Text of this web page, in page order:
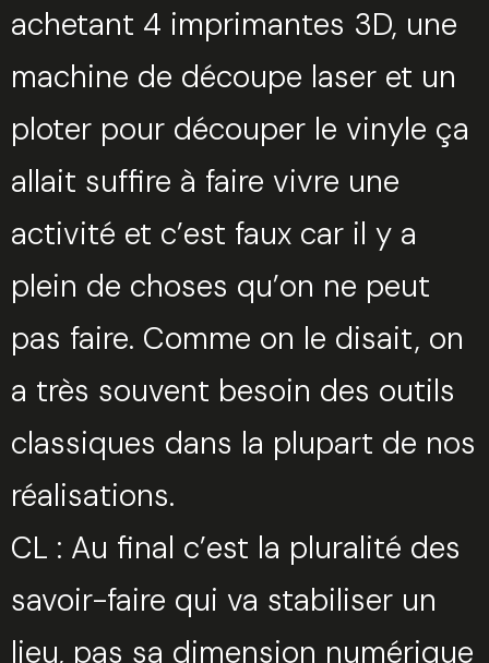
achetant 4 imprimantes 3D, une
machine de découpe laser et un
ploter pour découper le vinyle ça
allait suffire à faire vivre une
activité et c’est faux car il y a
plein de choses qu’on ne peut
pas faire. Comme on le disait, on
a très souvent besoin des outils
classiques dans la plupart de nos
réalisations.
CL : Au final c’est la pluralité des
savoir-faire qui va stabiliser un
lieu, pas sa dimension numérique